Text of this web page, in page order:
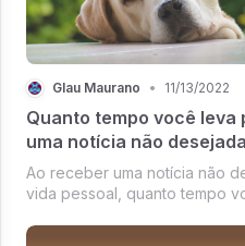
Glau Maurano • 11/13/2022
Quanto tempo você
uma notícia não
Ao receber uma notícia não
vida pessoal, quanto tempo
continuidade aos planos, e a